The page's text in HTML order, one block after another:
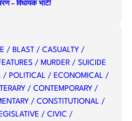
– विधायक भाटी
/ BLAST / CASUALTY /
/ MURDER / SUICIDE
/ POLITICAL / ECONOMICAL /
/ CONTEMPORARY /
/ CONSTITUTIONAL /
/ CIVIC /